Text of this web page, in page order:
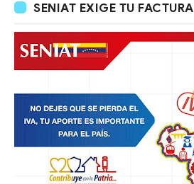
SENIAT EXIGE TU FACTURA